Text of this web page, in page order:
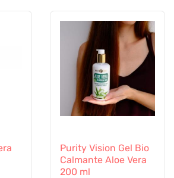
Purity Vision Gel Bio
Calmante Aloe Vera
200 ml